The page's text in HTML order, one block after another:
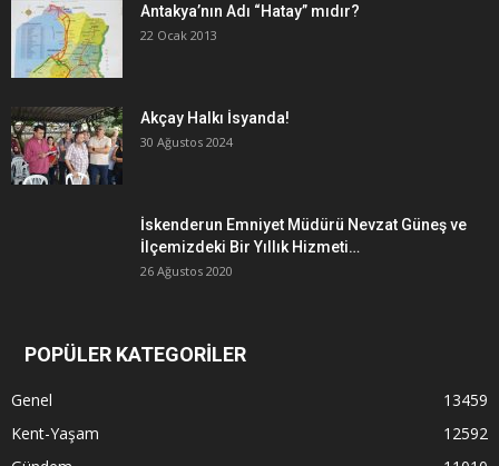
Antakya’nın Adı “Hatay” mıdır?
22 Ocak 2013
Akçay Halkı İsyanda!
30 Ağustos 2024
İskenderun Emniyet Müdürü Nevzat Güneş ve
İlçemizdeki Bir Yıllık Hizmeti…
26 Ağustos 2020
POPÜLER KATEGORİLER
Genel
13459
Kent-Yaşam
12592